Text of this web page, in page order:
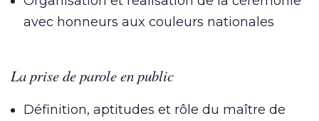
avec honneurs aux couleurs nationales
La prise de parole en public
Définition, aptitudes et rôle du maître de